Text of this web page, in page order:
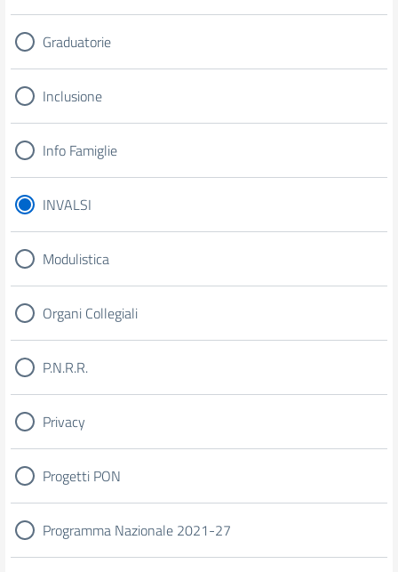
Graduatorie
Inclusione
Info Famiglie
INVALSI
Modulistica
Organi Collegiali
P.N.R.R.
Privacy
Progetti PON
Programma Nazionale 2021-27